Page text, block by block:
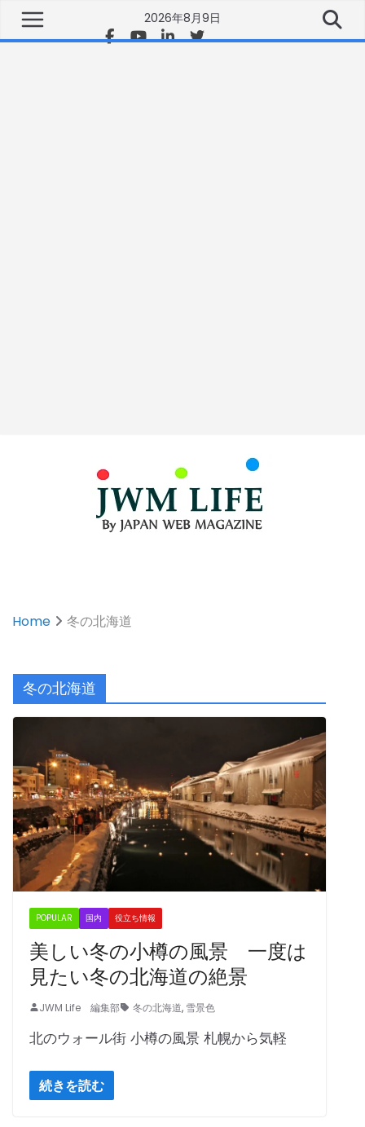
2026年8月9日
Home 冬の北海道
冬の北海道
POPULAR 国内 役立ち情報
美しい冬の小樽の風景 一度は
見たい冬の北海道の絶景
JWM Life 編集部 冬の北海道, 雪景色
北のウォール街 小樽の風景 札幌から気軽
続きを読む